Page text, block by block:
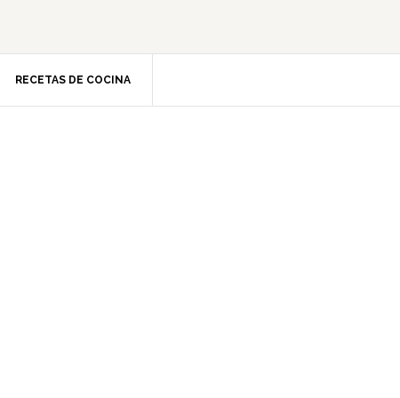
RECETAS DE COCINA